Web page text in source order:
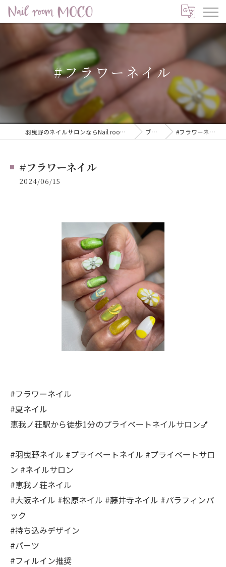
#フラワーネイル
羽曳野のネイルサロンならNail room MOCO ブログ #フラワーネイル
#フラワーネイル
2024/06/15
#フラワーネイル
#夏ネイル
恵我ノ荘駅から徒歩1分のプライベートネイルサロン💅
#羽曳野ネイル #プライベートネイル #プライベートサロ
ン #ネイルサロン
#恵我ノ荘ネイル
#大阪ネイル #松原ネイル #藤井寺ネイル #パラフィンパ
ック
#持ち込みデザイン
#パーツ
#フィルイン推奨